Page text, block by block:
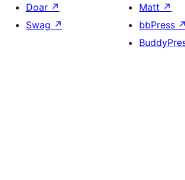
Doar ↗
Swag ↗
Matt ↗
bbPress ↗